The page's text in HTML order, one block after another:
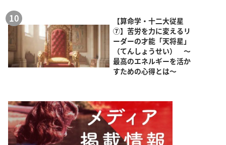
【算命学・十二大従星
⑦】苦労を力に変えるリ
ーダーの才能「天将星」
（てんしょうせい） ～
最高のエネルギーを活か
すための心得とは～